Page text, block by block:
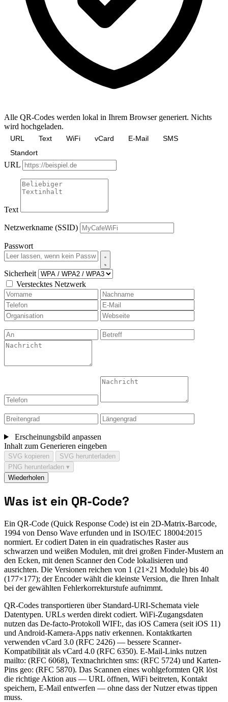
Alle QR-Codes werden lokal in Ihrem Browser generiert. Nichts
wird hochgeladen.
URL Text WiFi vCard E-Mail
SMS
Standort
URL
Text
Netzwerkname (SSID)
Passwort
Sicherheit
Verstecktes Netzwerk
Erscheinungsbild anpassen
Inhalt zum Generieren eingeben
SVG kopieren
SVG herunterladen
PNG herunterladen ▾
Wiederholen
Was ist ein QR-Code?
Ein QR-Code (Quick Response Code) ist ein 2D-Matrix-Barcode,
1994 von Denso Wave erfunden und in ISO/IEC 18004:2015
normiert. Er codiert Daten in ein quadratisches Raster aus
schwarzen und weißen Modulen, mit drei großen Finder-Mustern an
den Ecken, mit denen Scanner den Code lokalisieren und
ausrichten. Die Versionen reichen von 1 (21×21 Module) bis 40
(177×177); der Encoder wählt die kleinste Version, die Ihren Inhalt
bei der gewählten Fehlerkorrekturstufe aufnimmt.
QR-Codes transportieren über Standard-URI-Schemata viele
Datentypen. URLs werden direkt codiert. WiFi-Zugangsdaten
nutzen das De-facto-Protokoll WIFI:, das iOS Camera (seit iOS 11)
und Android-Kamera-Apps nativ erkennen. Kontaktkarten
verwenden vCard 3.0 (RFC 2426) — bessere Scanner-
Kompatibilität als vCard 4.0 (RFC 6350). E-Mail-Links nutzen
mailto: (RFC 6068), Textnachrichten sms: (RFC 5724) und Karten-
Pins geo: (RFC 5870). Das Scannen eines wohlgeformten QR löst
die richtige Aktion aus — URL öffnen, WiFi beitreten, Kontakt
speichern, E-Mail entwerfen — ohne dass der Nutzer etwas tippen
muss.